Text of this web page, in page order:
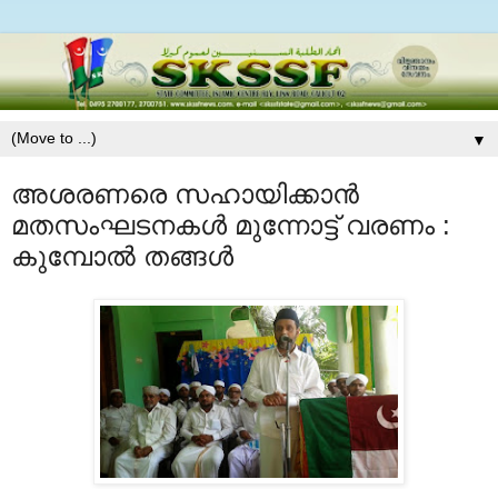
▼
അശരണരെ സഹായിക്കാന്‍
മതസംഘടനകള്‍ മുന്നോട്ട് വരണം :
കുമ്പോല്‍ തങ്ങള്‍